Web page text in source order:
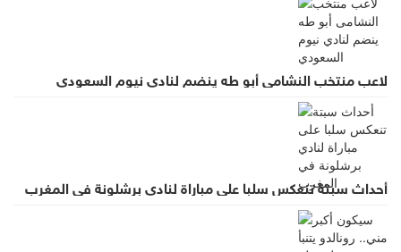
لاعب منتخب النشامى أبو طه ينضم لنادي نيوم السعودي
أحداث سبتة تنعكس سلبا على مباراة لنادي برشلونة في المغرب